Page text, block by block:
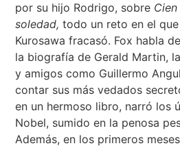
por su hijo Rodrigo, sobre
soledad,todo un reto en el
Kurosawa fracasó. Fox habla
la biografía de Gerald Martin,
y amigos como Guillermo
contar sus más vedados
en un hermoso libro, narró los
Nobel, sumido en la penosa
Además, en los primeros